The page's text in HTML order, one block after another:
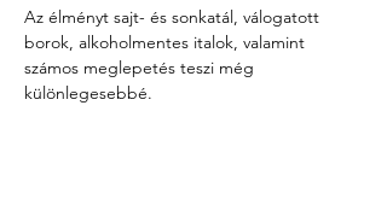
Az élményt sajt- és sonkatál, válogatott
borok, alkoholmentes italok, valamint
számos meglepetés teszi még
különlegesebbé.